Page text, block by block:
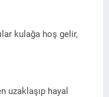
kulağa hoş gelir,
uzaklaşıp hayal